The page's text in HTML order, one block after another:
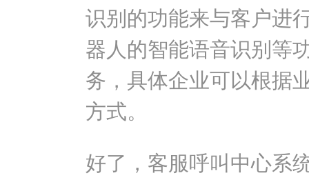
识别的功能来与客户进
器人的智能语音识别等
务，具体企业可以根据
方式。
好了， 客服呼叫中心系